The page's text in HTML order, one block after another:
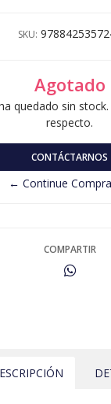
SKU:
Agotado
quedado sin
respecto.
CONTÁCTARNOS
← Continue
COMPARTIR